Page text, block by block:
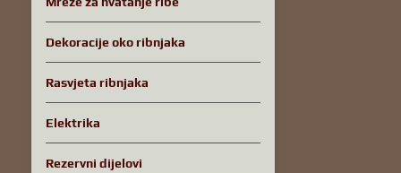
Dekoracije oko ribnjaka
Rasvjeta ribnjaka
Elektrika
Rezervni dijelovi